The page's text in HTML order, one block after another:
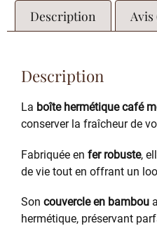
Description Avis
Description
La boîte hermétique café
conserver la fraîcheur de
Fabriquée en fer robuste,
de vie tout en offrant un
Son couvercle en bambou
hermétique, préservant